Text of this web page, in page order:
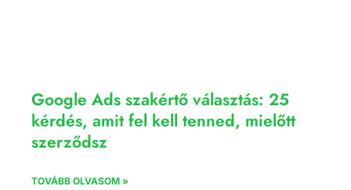
Google Ads szakértő választás: 25
kérdés, amit fel kell tenned, mielőtt
szerződsz
TOVÁBB OLVASOM »